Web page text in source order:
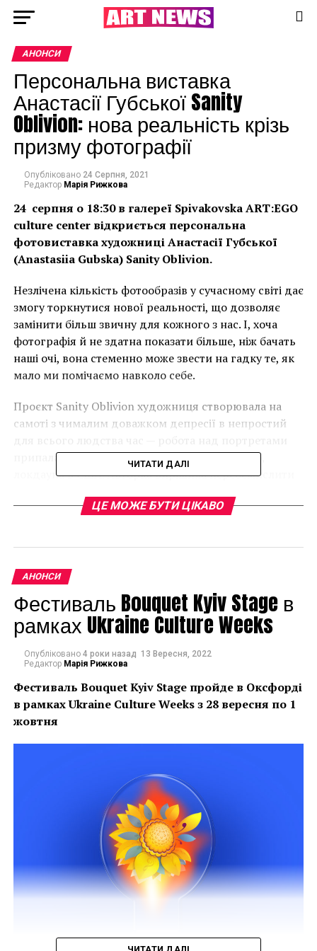
АНОНСИ
Персональна виставка
Анастасії Губської Sanity
Oblivion: нова реальність крізь
призму фотографії
Опубліковано 24 Серпня, 2021
Редактор Марія Рижкова
24 серпня о 18:30 в галереї Spivakovska ART:EGO
culture center відкриється персональна
фотовиставка художниці Анастасії Губської
(Anastasiia Gubska) Sanity Oblivion.
Незлічена кількість фотообразів у сучасному світі дає
змогу торкнутися нової реальності, що дозволяє
замінити більш звичну для кожного з нас. І, хоча
фотографія й не здатна показати більше, ніж бачать
наші очі, вона стеменно може звести на гадку те, як
мало ми помічаємо навколо себе.
Проєкт Sanity Oblivion художниця створювала на
самоті з чималим доважком депресії в непростий
припала на період першого, досить суворого,
локдауна в США. Авторка вирішила переосмислити
страху, внутрішніх переживань й трансформувати
ЧИТАТИ ДАЛІ
ЦЕ МОЖЕ БУТИ ЦІКАВО
АНОНСИ
Фестиваль Bouquet Kyiv Stage в
рамках Ukraine Culture Weeks
Опубліковано 4 роки назад 13 Вересня, 2022
Редактор Марія Рижкова
Фестиваль Bouquet Kyiv Stage пройде в Оксфорді
в рамкахUkraine Culture Weeks з 28 вересня по 1
жовтня